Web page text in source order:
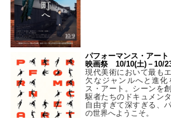
パフォーマンス・アー
映画祭 10/10(土)－10/
現代美術において最も
欠なジャンルへと進
ス・アート。シーンを
駆者たちのドキュメン
自由すぎて深すぎる、
の世界へようこそ。